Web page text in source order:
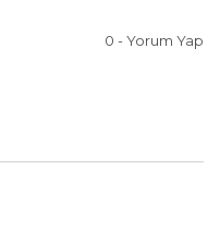
0 - Yorum Yap